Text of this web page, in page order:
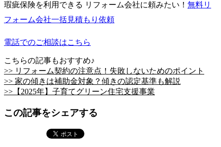
瑕疵保険を利用できる リフォーム会社に頼みたい！ 無料リ
フォーム会社一括見積もり依頼
電話でのご相談はこちら
こちらの記事もおすすめ♪
>> リフォーム契約の注意点！失敗しないためのポイント
>> 家の傾きは補助金対象？傾きの認定基準も解説
>>【2025年】子育てグリーン住宅支援事業
この記事をシェアする